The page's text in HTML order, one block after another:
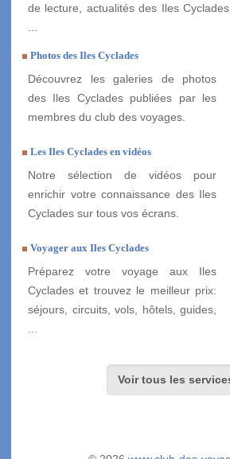
de lecture, actualités des Iles Cyclades,
Photos des Iles Cyclades
Découvrez les galeries de photos
des Iles Cyclades publiées par les
membres du club des voyages.
Les Iles Cyclades en vidéos
Notre sélection de vidéos pour
enrichir votre connaissance des Iles
Cyclades sur tous vos écrans.
Voyager aux Iles Cyclades
Préparez votre voyage aux Iles
Cyclades et trouvez le meilleur prix:
séjours, circuits, vols, hôtels, guides,
Voir tous les